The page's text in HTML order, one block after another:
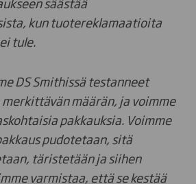
kun tuotereklamaatioita
tule.
DS Smithissä testanneet
määrän, ja voimme
pakkauksia. Voimme
pudotetaan, sitä
täristetään ja siihen
varmistaa, että se kestää